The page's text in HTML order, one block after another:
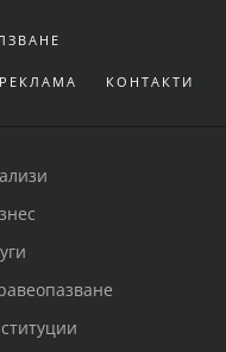
РЕКЛАМА КОНТАКТИ